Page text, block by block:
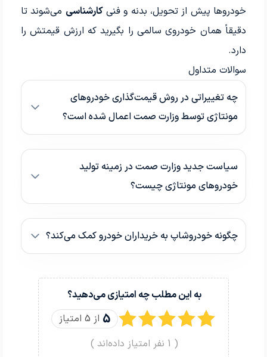
خودروها پیش از تحویل، بدنه و فنیکارشناسی می‌شوند تا
دقیقاً همان خودروی سالمی را بگیرید که ارزش قیمتش را
دارد.
سوالات متداول
چه تغییراتی در روش قیمت‌گذاری خودروهای
مونتاژی توسط وزارت صمت اعمال شده است؟
سیاست جدید وزارت صمت در زمینه تولید
خودروهای مونتاژی چیست؟
چگونه خودروشاپ به خریداران خودرو کمک می‌کند؟
به این مطلب چه امتیازی می‌دهید؟
5 از 5 امتیاز
(
1 نفر امتیاز داده‌اند )